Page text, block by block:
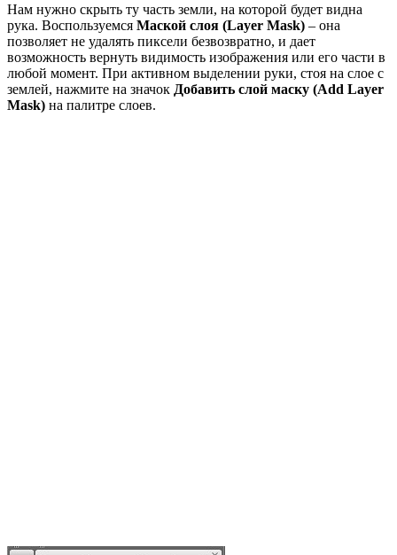
Нам нужно скрыть ту часть земли, на которой будет видна
рука. Воспользуемся Маской слоя (Layer Mask) – она
позволяет не удалять пиксели безвозвратно, и дает
возможность вернуть видимость изображения или его части в
любой момент. При активном выделении руки, стоя на слое с
землей, нажмите на значок Добавить слой маску (Add Layer
Mask) на палитре слоев.